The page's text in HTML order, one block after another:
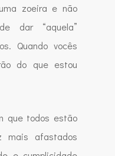
zoeira e não
dar “aquela”
Quando vocês
do que estou
que todos estão
mais afastados